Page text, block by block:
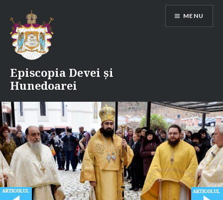
content
Episcopia Devei și
Hunedoarei
MENU